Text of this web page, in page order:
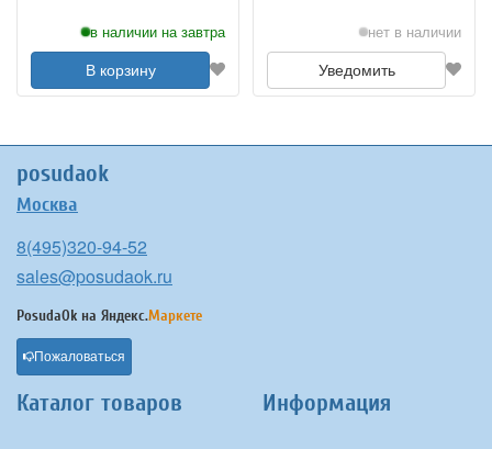
в наличии на завтра
В корзину
нет в наличии
Уведомить
posudaok
Москва
8(495)320-94-52
sales@posudaok.ru
PosudaOk на Яндекс.Маркете
Пожаловаться
Каталог товаров Информация